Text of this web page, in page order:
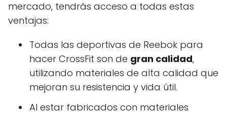
mercado, tendrás acceso a todas estas
ventajas:
Todas las deportivas de Reebok para
hacer CrossFit son de gran calidad,
utilizando materiales de alta calidad que
mejoran su resistencia y vida útil.
Al estar fabricados con materiales